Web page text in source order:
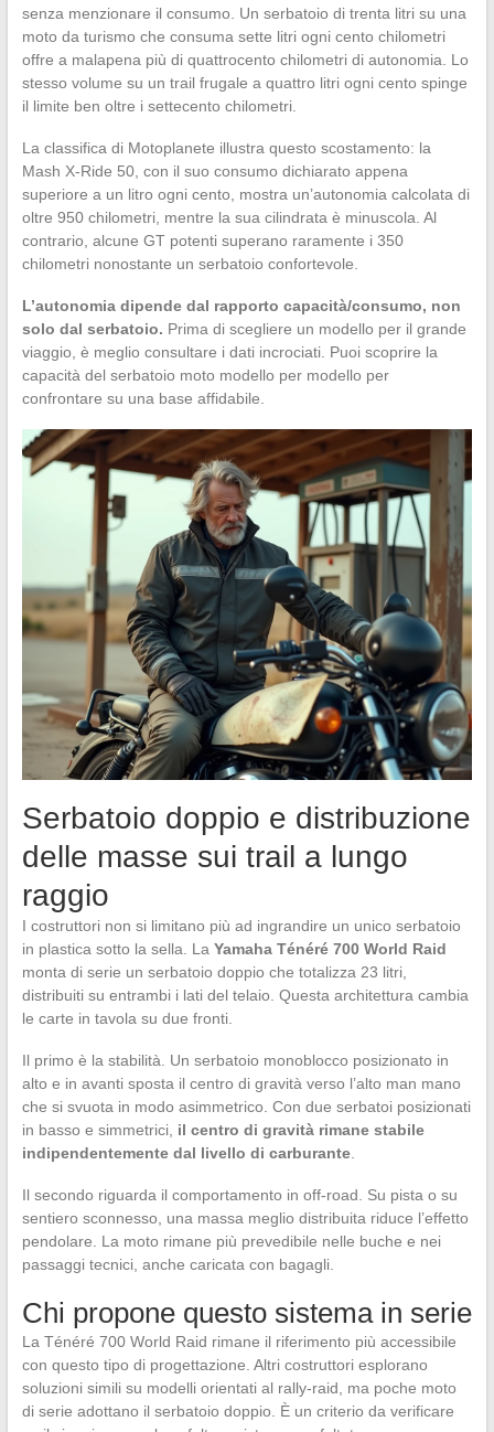
senza menzionare il consumo. Un serbatoio di trenta litri su una
moto da turismo che consuma sette litri ogni cento chilometri
offre a malapena più di quattrocento chilometri di autonomia. Lo
stesso volume su un trail frugale a quattro litri ogni cento spinge
il limite ben oltre i settecento chilometri.
La classifica di Motoplanete illustra questo scostamento: la
Mash X-Ride 50, con il suo consumo dichiarato appena
superiore a un litro ogni cento, mostra un’autonomia calcolata di
oltre 950 chilometri, mentre la sua cilindrata è minuscola. Al
contrario, alcune GT potenti superano raramente i 350
chilometri nonostante un serbatoio confortevole.
L’autonomia dipende dal rapporto capacità/consumo, non
solo dal serbatoio. Prima di scegliere un modello per il grande
viaggio, è meglio consultare i dati incrociati. Puoi scoprire la
capacità del serbatoio moto modello per modello per
confrontare su una base affidabile.
Serbatoio doppio e distribuzione
delle masse sui trail a lungo
raggio
I costruttori non si limitano più ad ingrandire un unico serbatoio
in plastica sotto la sella. La Yamaha Ténéré 700 World Raid
monta di serie un serbatoio doppio che totalizza 23 litri,
distribuiti su entrambi i lati del telaio. Questa architettura cambia
le carte in tavola su due fronti.
Il primo è la stabilità. Un serbatoio monoblocco posizionato in
alto e in avanti sposta il centro di gravità verso l’alto man mano
che si svuota in modo asimmetrico. Con due serbatoi posizionati
in basso e simmetrici, il centro di gravità rimane stabile
indipendentemente dal livello di carburante.
Il secondo riguarda il comportamento in off-road. Su pista o su
sentiero sconnesso, una massa meglio distribuita riduce l’effetto
pendolare. La moto rimane più prevedibile nelle buche e nei
passaggi tecnici, anche caricata con bagagli.
Chi propone questo sistema in serie
La Ténéré 700 World Raid rimane il riferimento più accessibile
con questo tipo di progettazione. Altri costruttori esplorano
soluzioni simili su modelli orientati al rally-raid, ma poche moto
di serie adottano il serbatoio doppio. È un criterio da verificare